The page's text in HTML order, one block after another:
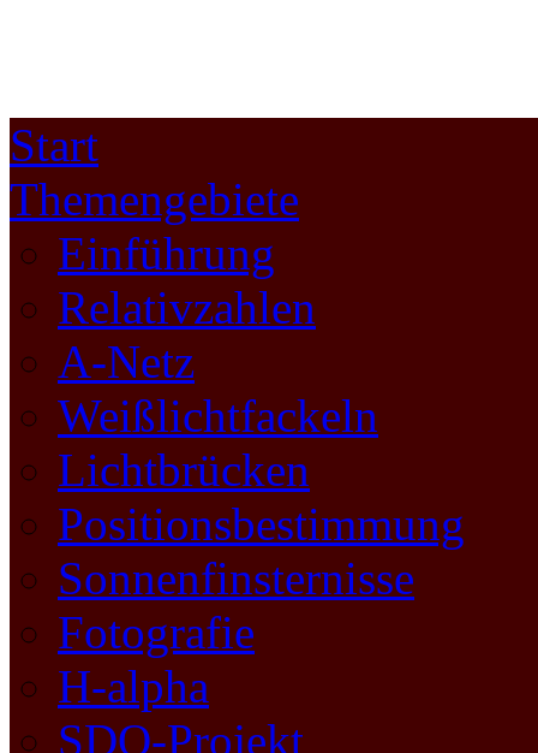
Start
Themengebiete
Einführung
Relativzahlen
A-Netz
Weißlichtfackeln
Lichtbrücken
Positionsbestimmung
Sonnenfinsternisse
Fotografie
H-alpha
SDO-Projekt